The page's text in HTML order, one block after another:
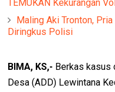
TEMUKAN Kekurangan
Maling Aki Tronton,
Diringkus Polisi
BIMA, KS,- Berkas kasus
Desa (ADD) Lewintana